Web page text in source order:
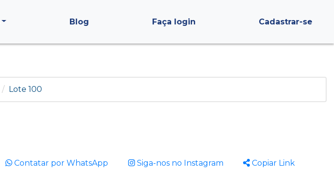
Blog Faça login Cadastrar-se
Lote 100
Contatar por WhatsApp Siga-nos no Instagram Copiar Link